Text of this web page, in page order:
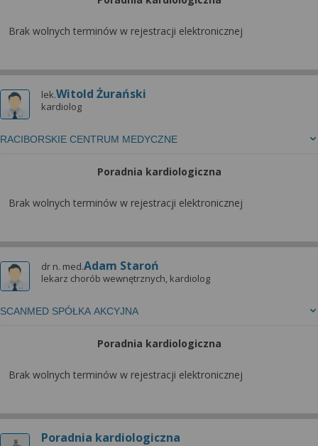
Brak wolnych terminów w rejestracji elektronicznej
lek.Witold Żurański
kardiolog
RACIBORSKIE CENTRUM MEDYCZNE
Poradnia kardiologiczna
Brak wolnych terminów w rejestracji elektronicznej
dr n. med.Adam Staroń
lekarz chorób wewnętrznych, kardiolog
SCANMED SPÓŁKA AKCYJNA
Poradnia kardiologiczna
Brak wolnych terminów w rejestracji elektronicznej
Poradnia kardiologiczna